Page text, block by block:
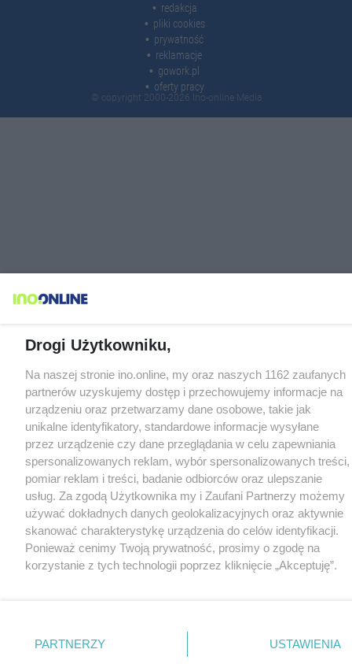
redakcja
pliki cookies
prywatność
reklamacje
gowork.pl
oferty pracy
© copyright 2000-2026 Ino-online Media
Drogi Użytkowniku,
Na naszej stronie ino.online, my oraz naszych 1162 zaufanych
partnerów uzyskujemy dostęp i przechowujemy informacje na
urządzeniu oraz przetwarzamy dane osobowe, takie jak
unikalne identyfikatory, standardowe informacje wysyłane
przez urządzenie czy dane przeglądania w celu zapewniania
spersonalizowanych reklam, wybór spersonalizowanych treści,
pomiar reklam i treści, badanie odbiorców oraz ulepszanie
usług. Za zgodą Użytkownika my i Zaufani Partnerzy możemy
używać dokładnych danych geolokalizacyjnych oraz aktywnie
skanować charakterystykę urządzenia do celów identyfikacji.
Ponieważ cenimy Twoją prywatność, prosimy o zgodę na
korzystanie z tych technologii poprzez kliknięcie „Akceptuję”.
nie wymagają zgody użytkownika, ale masz prawo sprzeciwić
się takiemu przetwarzaniu. Preferencje będą miały
PARTNERZY USTAWIENIA